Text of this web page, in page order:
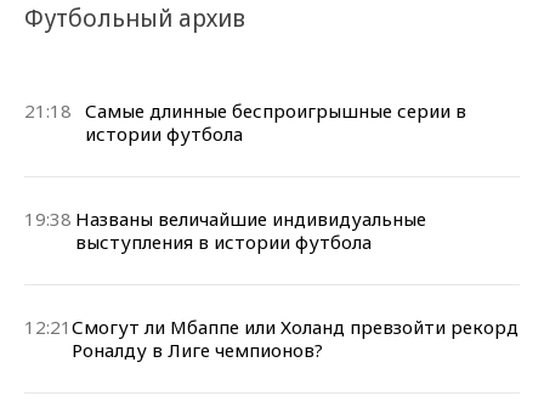
Футбольный архив
21:18 Самые длинные беспроигрышные серии в
истории футбола
19:38 Названы величайшие индивидуальные
выступления в истории футбола
12:21 Смогут ли Мбаппе или Холанд превзойти рекорд
Роналду в Лиге чемпионов?